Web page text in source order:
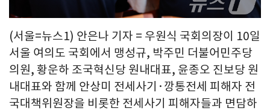
(서울=뉴스1) 안은나 기자 = 우원식 국회의장이 10일
서울 여의도 국회에서 맹성규, 박주민 더불어민주당
의원, 황운하 조국혁신당 원내대표, 윤종오 진보당 원
내대표와 함께 안상미 전세사기·깡통전세 피해자 전
국대책위원장을 비롯한 전세사기 피해자들과 면담하